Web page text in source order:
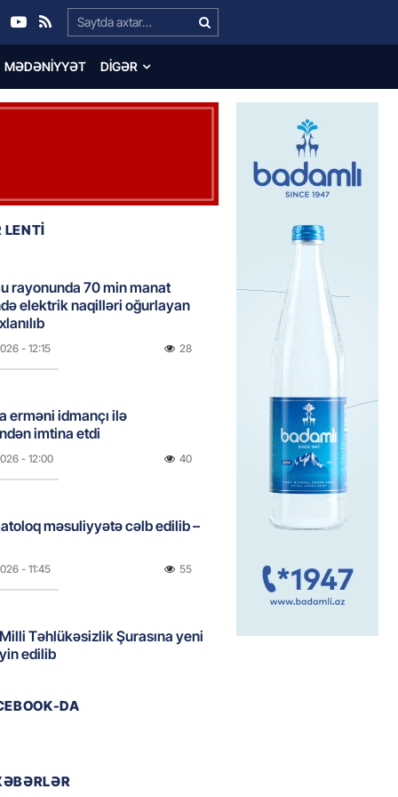
Search…
MƏDƏNIYYƏT DIGƏR
rayonunda 70 min manat
elektrik naqilləri oğurlayan
- 12:15 28
erməni idmançı ilə
imtina etdi
- 12:00 40
məsuliyyətə cəlb edilib –
- 11:45 55
Təhlükəsizlik Şurasına yeni
edilib
- 11:15
DA